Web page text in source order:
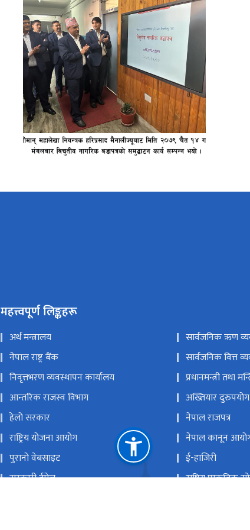
महत्त्वपूर्ण लिङ्कहरू
अर्थ मन्त्रालय
सार्वजनिक ऋण
नेपाल राष्ट्र बैंक
सार्वजनिक वित्त
निवृत्तभरण व्यवस्थापन कार्यालय
प्रधानमन्त्री तथा
आन्तरिक राजस्व विभाग
अख्तियार
हेलो सरकार
नेपाल राजपत्र
राष्ट्रिय योजना आयोग
नेपाल कानून
पुरानो वेबसाइट
ई-हाजिरी
सरकारी ईमेल
राष्ट्रिय प्राकृतिक